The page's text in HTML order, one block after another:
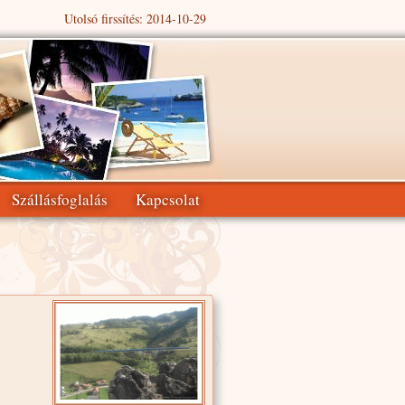
Utolsó firssítés: 2014-10-29
Szállásfoglalás Kapcsolat